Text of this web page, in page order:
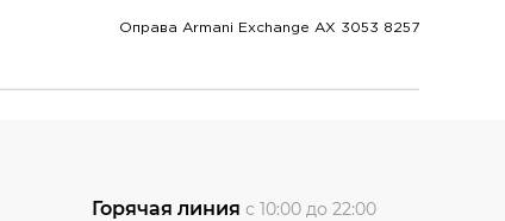
Оправа Armani Exchange AX 3053 8257
Горячая линия с 10:00 до 22:00